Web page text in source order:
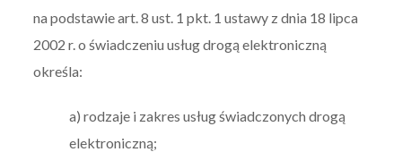
na podstawie art. 8 ust. 1 pkt. 1 ustawy z dnia 18 lipca
2002 r. o świadczeniu usług drogą elektroniczną
określa:
a) rodzaje i zakres usług świadczonych drogą
elektroniczną;